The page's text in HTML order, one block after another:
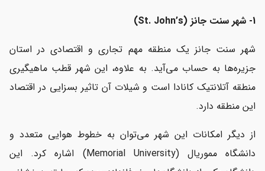
1- شهر سنت جانز (St. John’s)
شهر سنت جانز یک منطقه مهم تجاری و اقتصادی در استان
جزیره‌ها به حساب می‌آید. به علاوه، این شهر قطب ماهیگیری
منطقه آتلانتیک کانادا است و شیلات آن تاثیر بسزایی در اقتصاد
این منطقه دارد.
از دیگر امکانات این شهر می‌توان به خطوط هوایی متعدد و
دانشگاه مموریال (Memorial University) اشاره کرد. این